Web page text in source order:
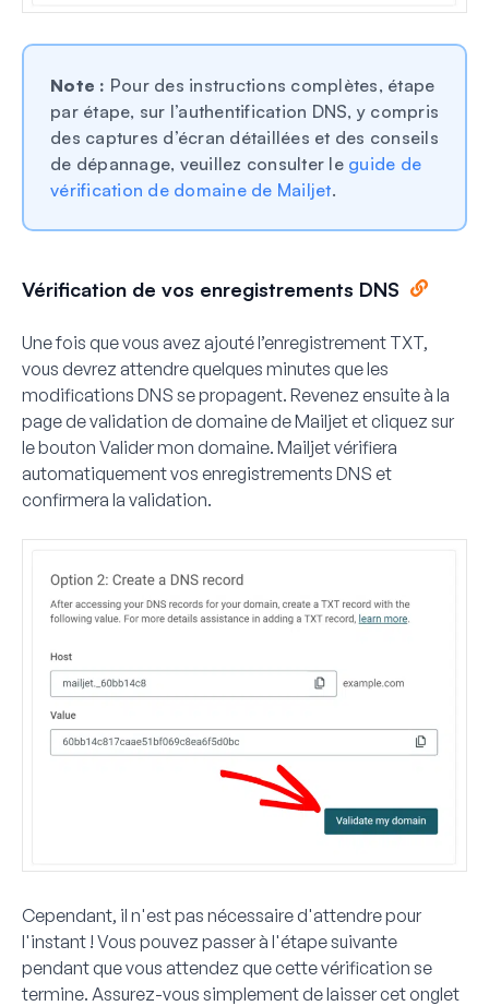
Note : Pour des instructions complètes, étape
par étape, sur l’authentification DNS, y compris
des captures d’écran détaillées et des conseils
de dépannage, veuillez consulter le guide de
vérification de domaine de Mailjet.
Vérification de vos enregistrements DNS
Une fois que vous avez ajouté l’enregistrement TXT,
vous devrez attendre quelques minutes que les
modifications DNS se propagent. Revenez ensuite à la
page de validation de domaine de Mailjet et cliquez sur
le bouton Valider mon domaine. Mailjet vérifiera
automatiquement vos enregistrements DNS et
confirmera la validation.
Cependant, il n'est pas nécessaire d'attendre pour
l'instant ! Vous pouvez passer à l'étape suivante
pendant que vous attendez que cette vérification se
termine. Assurez-vous simplement de laisser cet onglet